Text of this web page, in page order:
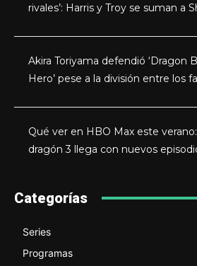
rivales’: Harris y Troy se suman a
Akira Toriyama defendió ‘Dragon
Hero’ pese a la división entre los
Qué ver en HBO Max este
dragón 3 llega con nuevos
Categorías
Series
Programas